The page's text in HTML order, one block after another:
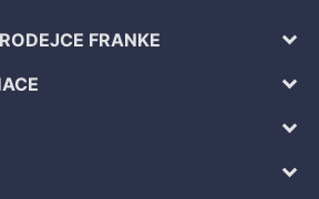
FRANKE